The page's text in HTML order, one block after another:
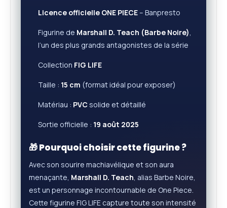
Licence officielle ONE PIECE– Banpresto
Figurine de Marshall D. Teach (Barbe Noire),
l’un des plus grands antagonistes de la série
Collection FIG LIFE
Taille : 15 cm (format idéal pour exposer)
Matériau : PVC solide et détaillé
Sortie officielle : 19 août 2025
🎁 Pourquoi choisir cette figurine ?
Avec son sourire machiavélique et son aura
menaçante, Marshall D. Teach, alias Barbe Noire,
est un personnage incontournable de One Piece.
Cette figurine FIG LIFE capture toute son intensité